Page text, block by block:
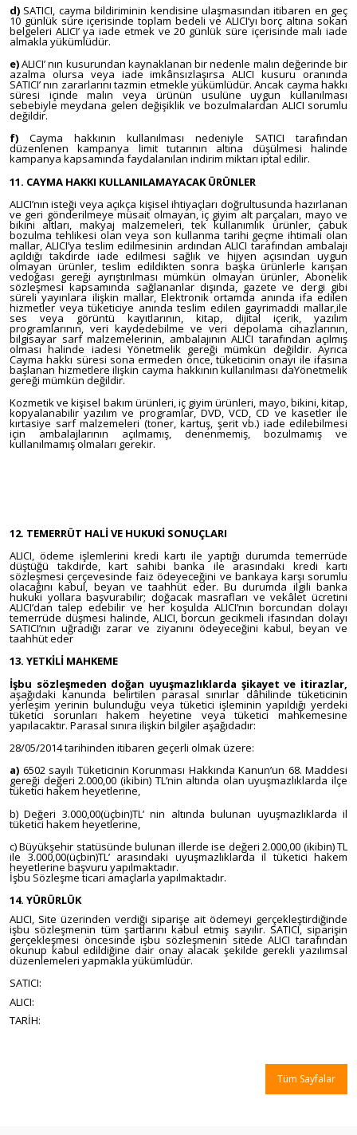
d) SATICI, cayma bildiriminin kendisine ulaşmasından itibaren en geç
10 günlük süre içerisinde toplam bedeli ve ALICI’yı borç altına sokan
belgeleri ALICI’ ya iade etmek ve 20 günlük süre içerisinde malı iade
almakla yükümlüdür.
e)ALICI’ nın kusurundan kaynaklanan bir nedenle malın değerinde bir
azalma olursa veya iade imkânsızlaşırsa ALICI kusuru oranında
SATICI’ nın zararlarını tazmin etmekle yükümlüdür. Ancak cayma hakkı
süresi içinde malın veya ürünün usulüne uygun kullanılması
sebebiyle meydana gelen değişiklik ve bozulmalardan ALICI sorumlu
değildir.
f) Cayma hakkının kullanılması nedeniyle SATICI tarafından
düzenlenen kampanya limit tutarının altına düşülmesi halinde
kampanya kapsamında faydalanılan indirim miktarı iptal edilir.
11. CAYMA HAKKI KULLANILAMAYACAK ÜRÜNLER
ALICI’nın isteği veya açıkça kişisel ihtiyaçları doğrultusunda hazırlanan
ve geri gönderilmeye müsait olmayan, iç giyim alt parçaları, mayo ve
bikini altları, makyaj malzemeleri, tek kullanımlık ürünler, çabuk
bozulma tehlikesi olan veya son kullanma tarihi geçme ihtimali olan
mallar, ALICI’ya teslim edilmesinin ardından ALICI tarafından ambalajı
açıldığı takdirde iade edilmesi sağlık ve hijyen açısından uygun
olmayan ürünler, teslim edildikten sonra başka ürünlerle karışan
vedoğası gereği ayrıştırılması mümkün olmayan ürünler, Abonelik
sözleşmesi kapsamında sağlananlar dışında, gazete ve dergi gibi
süreli yayınlara ilişkin mallar, Elektronik ortamda anında ifa edilen
hizmetler veya tüketiciye anında teslim edilen gayrimaddi mallar,ile
ses veya görüntü kayıtlarının, kitap, dijital içerik, yazılım
programlarının, veri kaydedebilme ve veri depolama cihazlarının,
bilgisayar sarf malzemelerinin, ambalajının ALICI tarafından açılmış
olması halinde iadesi Yönetmelik gereği mümkün değildir. Ayrıca
Cayma hakkı süresi sona ermeden önce, tüketicinin onayı ile ifasına
başlanan hizmetlere ilişkin cayma hakkının kullanılması daYönetmelik
gereği mümkün değildir.
Kozmetik ve kişisel bakım ürünleri, iç giyim ürünleri, mayo, bikini, kitap,
kopyalanabilir yazılım ve programlar, DVD, VCD, CD ve kasetler ile
kırtasiye sarf malzemeleri (toner, kartuş, şerit vb.) iade edilebilmesi
için ambalajlarının açılmamış, denenmemiş, bozulmamış ve
kullanılmamış olmaları gerekir.
12. TEMERRÜT HALİ VE HUKUKİ SONUÇLARI
ALICI, ödeme işlemlerini kredi kartı ile yaptığı durumda temerrüde
düştüğü takdirde, kart sahibi banka ile arasındaki kredi kartı
sözleşmesi çerçevesinde faiz ödeyeceğini ve bankaya karşı sorumlu
olacağını kabul, beyan ve taahhüt eder. Bu durumda ilgili banka
hukuki yollara başvurabilir; doğacak masrafları ve vekâlet ücretini
ALICI’dan talep edebilir ve her koşulda ALICI’nın borcundan dolayı
temerrüde düşmesi halinde, ALICI, borcun gecikmeli ifasından dolayı
SATICI’nın uğradığı zarar ve ziyanını ödeyeceğini kabul, beyan ve
taahhüt eder
13. YETKİLİ MAHKEME
İşbu sözleşmeden doğan uyuşmazlıklarda şikayet ve itirazlar,
aşağıdaki kanunda belirtilen parasal sınırlar dâhilinde tüketicinin
yerleşim yerinin bulunduğu veya tüketici işleminin yapıldığı yerdeki
tüketici sorunları hakem heyetine veya tüketici mahkemesine
yapılacaktır. Parasal sınıra ilişkin bilgiler aşağıdadır:
28/05/2014 tarihinden itibaren geçerli olmak üzere:
a) 6502 sayılı Tüketicinin Korunması Hakkında Kanun’un 68. Maddesi
gereği değeri 2.000,00 (ikibin) TL’nin altında olan uyuşmazlıklarda ilçe
tüketici hakem heyetlerine,
b) Değeri 3.000,00(üçbin)TL’ nin altında bulunan uyuşmazlıklarda il
tüketici hakem heyetlerine,
c) Büyükşehir statüsünde bulunan illerde ise değeri 2.000,00 (ikibin) TL
ile 3.000,00(üçbin)TL’ arasındaki uyuşmazlıklarda il tüketici hakem
heyetlerine başvuru yapılmaktadır.
İşbu Sözleşme ticari amaçlarla yapılmaktadır.
14. YÜRÜRLÜK
ALICI, Site üzerinden verdiği siparişe ait ödemeyi gerçekleştirdiğinde
işbu sözleşmenin tüm şartlarını kabul etmiş sayılır. SATICI, siparişin
gerçekleşmesi öncesinde işbu sözleşmenin sitede ALICI tarafından
okunup kabul edildiğine dair onay alacak şekilde gerekli yazılımsal
düzenlemeleri yapmakla yükümlüdür.
SATICI:
ALICI:
TARİH:
Tüm Sayfalar